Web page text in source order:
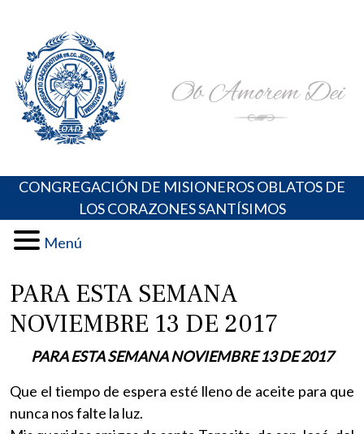
content
Portal de los Padres Oblatos. Advocaciones Marianas,
Oraciones, Música religiosa y más
CONGREGACIÓN DE MISIONEROS OBLATOS DE
LOS CORAZONES SANTÍSIMOS
Menú
PARA ESTA SEMANA
NOVIEMBRE 13 DE 2017
PARA ESTA SEMANA NOVIEMBRE 13 DE 2017
Que el tiempo de espera esté lleno de aceite para que
nunca nos falte la luz.